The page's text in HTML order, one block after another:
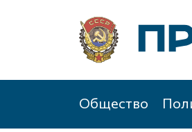
Общество